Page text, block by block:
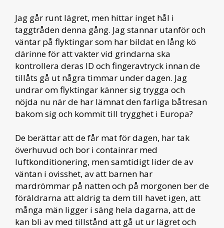
Jag går runt lägret, men hittar inget hål i
taggtråden denna gång. Jag stannar utanför och
väntar på flyktingar som har bildat en lång kö
därinne för att vakter vid grindarna ska
kontrollera deras ID och fingeravtryck innan de
tillåts gå ut några timmar under dagen. Jag
undrar om flyktingar känner sig trygga och
nöjda nu när de har lämnat den farliga båtresan
bakom sig och kommit till trygghet i Europa?
De berättar att de får mat för dagen, har tak
överhuvud och bor i containrar med
luftkonditionering, men samtidigt lider de av
väntan i ovisshet, av att barnen har
mardrömmar på natten och på morgonen ber de
föräldrarna att aldrig ta dem till havet igen, att
många män ligger i säng hela dagarna, att de
kan bli av med tillstånd att gå ut ur lägret och